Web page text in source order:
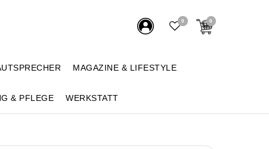
0 0
MAGAZINE & LIFESTYLE
& PFLEGE WERKSTATT